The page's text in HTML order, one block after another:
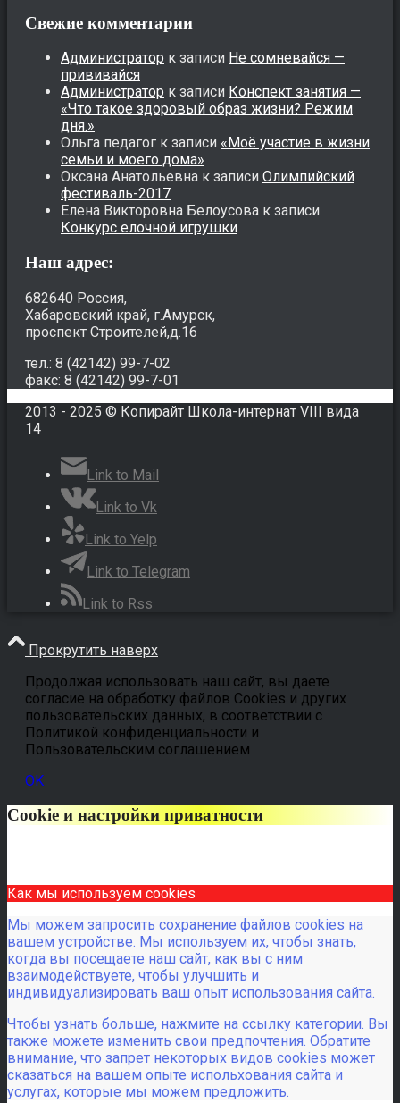
Свежие комментарии
Администратор к записи Не сомневайся —
прививайся
Администратор к записи Конспект занятия —
«Что такое здоровый образ жизни? Режим
дня.»
Ольга педагог к записи «Моё участие в жизни
семьи и моего дома»
Оксана Анатольевна к записи Олимпийский
фестиваль-2017
Елена Викторовна Белоусова к записи
Конкурс елочной игрушки
Наш адрес:
682640 Россия,
Хабаровский край, г.Амурск,
проспект Строителей,д.16
тел.: 8 (42142) 99-7-02
факс: 8 (42142) 99-7-01
2013 - 2025 © Копирайт Школа-интернат VIII вида
14
Link to Mail
Link to Vk
Link to Yelp
Link to Telegram
Link to Rss
Прокрутить наверх
Продолжая использовать наш сайт, вы даете
согласие на обработку файлов Cookies и других
пользовательских данных, в соответствии с
Политикой конфиденциальности и
Пользовательским соглашением
OK
Cookie и настройки приватности
Как мы используем cookies
Мы можем запросить сохранение файлов cookies на
вашем устройстве. Мы используем их, чтобы знать,
когда вы посещаете наш сайт, как вы с ним
взаимодействуете, чтобы улучшить и
индивидуализировать ваш опыт использования сайта.
Чтобы узнать больше, нажмите на ссылку категории. Вы
также можете изменить свои предпочтения. Обратите
внимание, что запрет некоторых видов cookies может
сказаться на вашем опыте испольхования сайта и
услугах, которые мы можем предложить.